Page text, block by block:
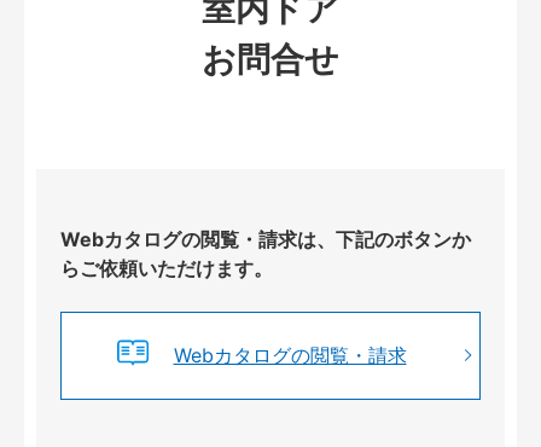
お問合せ
Webカタログの閲覧・請求は、下記のボタンか
らご依頼いただけます。
Webカタログの閲覧・請求